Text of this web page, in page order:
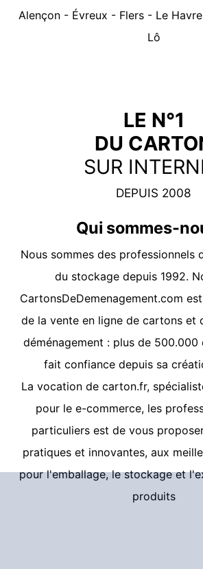
Alençon - Évreux - Flers - Le Havre
Lô
LE N°1
DU
SUR
DEPUIS 2008
Qui sommes-
Nous sommes des professionnels
du stockage depuis 1992.
CartonsDeDemenagement.com
de la vente en ligne de cartons et
déménagement : plus de 500.000
fait confiance depuis sa
La vocation de carton.fr,
pour le e-commerce, les
particuliers est de vous
pratiques et innovantes, aux
pour l'emballage, le stockage et
produits